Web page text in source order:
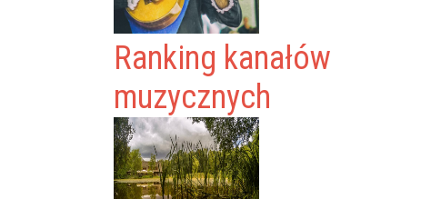
Ranking kanałów
muzycznych